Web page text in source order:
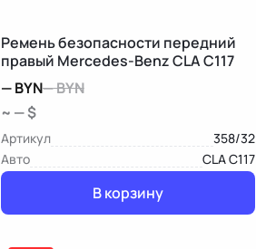
Ремень безопасности передний
правый Mercedes-Benz CLA C117
—BYN—BYN
~ — $
Артикул
358/32
Авто
CLA C117
В корзину